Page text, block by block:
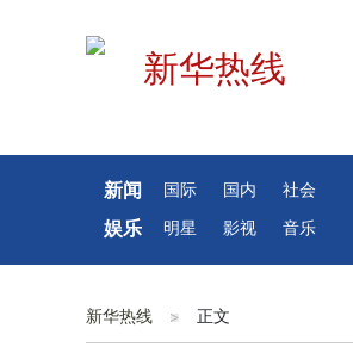
新闻 国际 国内 社会
娱乐 明星 影视 音乐
新华热线 正文